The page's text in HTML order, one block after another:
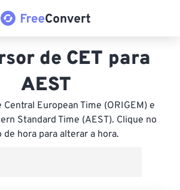
de CET para
AEST
European Time (ORIGEM) e
Standard Time (AEST). Clique no
de hora para alterar a hora.